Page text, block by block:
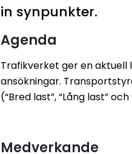
in synpunkter.
Agenda
Trafikverket ger en aktuell
ansökningar.
(“Bred last”, “Lång last” och
Medverkande